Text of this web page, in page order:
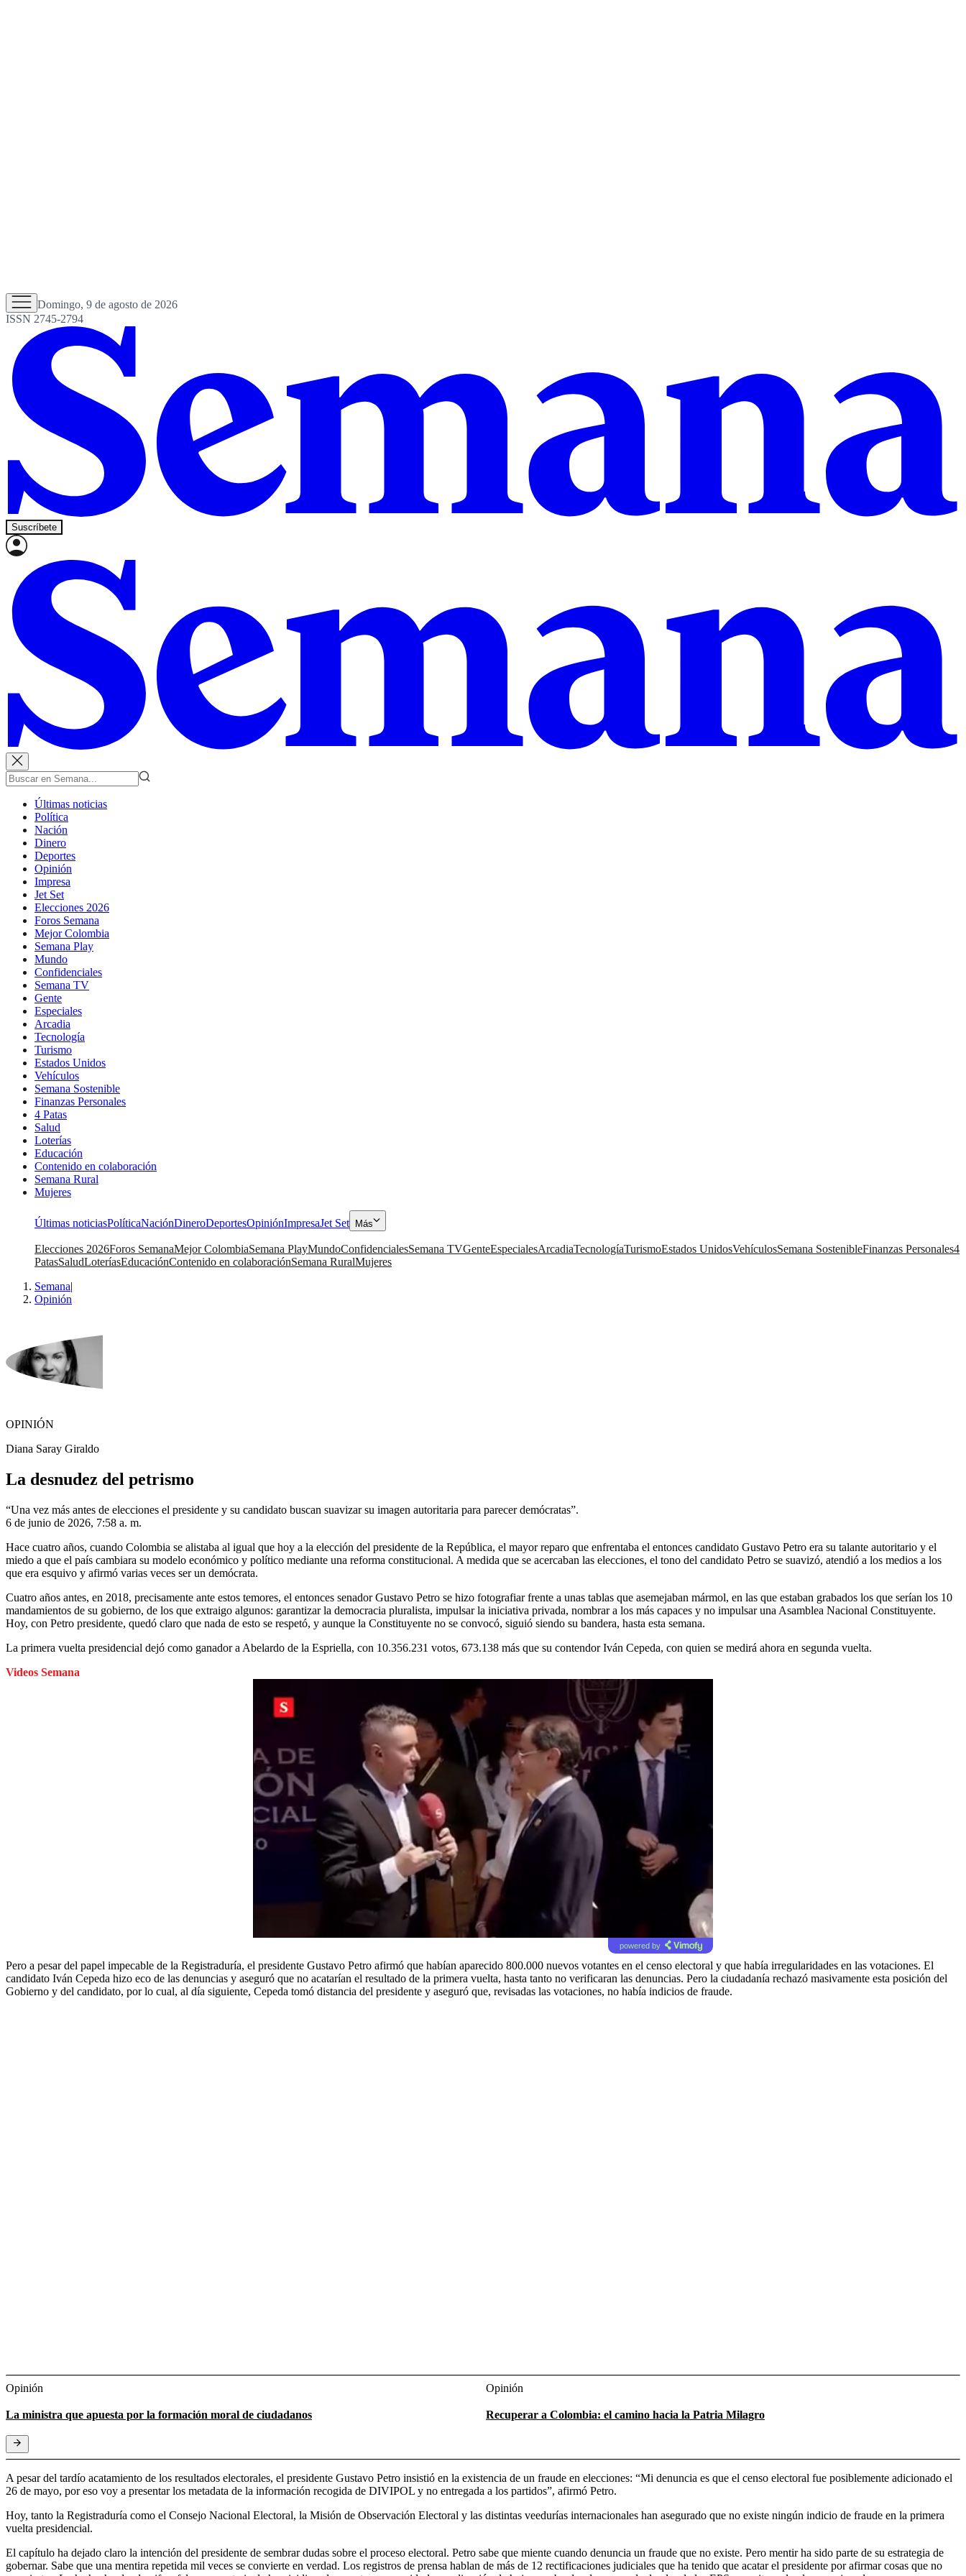
Domingo, 9 de agosto de 2026
ISSN 2745-2794
Suscríbete
Últimas noticias
Política
Nación
Dinero
Deportes
Opinión
Impresa
Jet Set
Elecciones 2026
Foros Semana
Mejor Colombia
Semana Play
Mundo
Confidenciales
Semana TV
Gente
Especiales
Arcadia
Tecnología
Turismo
Estados Unidos
Vehículos
Semana Sostenible
Finanzas Personales
4 Patas
Salud
Loterías
Educación
Contenido en colaboración
Semana Rural
Mujeres
Últimas noticiasPolíticaNaciónDineroDeportesOpiniónImpresaJet Set Más
Elecciones 2026Foros SemanaMejor ColombiaSemana PlayMundoConfidencialesSemana TVGenteEspecialesArcadiaTecnologíaTurismoEstados UnidosVehículosSemana SostenibleFinanzas Personales4
PatasSaludLoteríasEducaciónContenido en colaboraciónSemana RuralMujeres
Semana|
Opinión
OPINIÓN
Diana Saray Giraldo
La desnudez del petrismo
“Una vez más antes de elecciones el presidente y su candidato buscan suavizar su imagen autoritaria para parecer demócratas”.
6 de junio de 2026, 7:58 a. m.
Hace cuatro años, cuando Colombia se alistaba al igual que hoy a la elección del presidente de la República, el mayor reparo que enfrentaba el entonces candidato Gustavo Petro era su talante autoritario y el
miedo a que el país cambiara su modelo económico y político mediante una reforma constitucional. A medida que se acercaban las elecciones, el tono del candidato Petro se suavizó, atendió a los medios a los
que era esquivo y afirmó varias veces ser un demócrata.
Cuatro años antes, en 2018, precisamente ante estos temores, el entonces senador Gustavo Petro se hizo fotografiar frente a unas tablas que asemejaban mármol, en las que estaban grabados los que serían los 10
mandamientos de su gobierno, de los que extraigo algunos: garantizar la democracia pluralista, impulsar la iniciativa privada, nombrar a los más capaces y no impulsar una Asamblea Nacional Constituyente.
Hoy, con Petro presidente, quedó claro que nada de esto se respetó, y aunque la Constituyente no se convocó, siguió siendo su bandera, hasta esta semana.
La primera vuelta presidencial dejó como ganador a Abelardo de la Espriella, con 10.356.231 votos, 673.138 más que su contendor Iván Cepeda, con quien se medirá ahora en segunda vuelta.
Videos Semana
powered by
Pero a pesar del papel impecable de la Registraduría, el presidente Gustavo Petro afirmó que habían aparecido 800.000 nuevos votantes en el censo electoral y que había irregularidades en las votaciones. El
candidato Iván Cepeda hizo eco de las denuncias y aseguró que no acatarían el resultado de la primera vuelta, hasta tanto no verificaran las denuncias. Pero la ciudadanía rechazó masivamente esta posición del
Gobierno y del candidato, por lo cual, al día siguiente, Cepeda tomó distancia del presidente y aseguró que, revisadas las votaciones, no había indicios de fraude.
Opinión
La ministra que apuesta por la formación moral de ciudadanos
Opinión
Recuperar a Colombia: el camino hacia la Patria Milagro
A pesar del tardío acatamiento de los resultados electorales, el presidente Gustavo Petro insistió en la existencia de un fraude en elecciones: “Mi denuncia es que el censo electoral fue posiblemente adicionado el
26 de mayo, por eso voy a presentar los metadata de la información recogida de DIVIPOL y no entregada a los partidos”, afirmó Petro.
Hoy, tanto la Registraduría como el Consejo Nacional Electoral, la Misión de Observación Electoral y las distintas veedurías internacionales han asegurado que no existe ningún indicio de fraude en la primera
vuelta presidencial.
El capítulo ha dejado claro la intención del presidente de sembrar dudas sobre el proceso electoral. Petro sabe que miente cuando denuncia un fraude que no existe. Pero mentir ha sido parte de su estrategia de
gobernar. Sabe que una mentira repetida mil veces se convierte en verdad. Los registros de prensa hablan de más de 12 rectificaciones judiciales que ha tenido que acatar el presidente por afirmar cosas que no